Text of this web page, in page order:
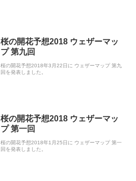
桜の開花予想2018 ウェザーマッ
プ 第九回
桜の開花予想2018年3月22日に ウェザーマップ 第九
回を発表しました。
桜の開花予想2018 ウェザーマッ
プ 第一回
桜の開花予想2018年1月25日に ウェザーマップ 第一
回を発表しました。